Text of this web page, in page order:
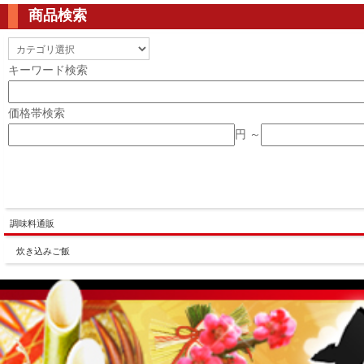
商品検索
キーワード検索
価格帯検索
円 ～
調味料通販
炊き込みご飯